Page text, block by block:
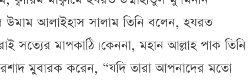
উমাম আলাইহাস সালাম তিনি বলেন, হযরত
সত্যের মাপকাঠি। কেননা, মহান আল্লাহ পাক তিনি
মুবারক করেন, “যদি তারা আপনাদের মতো